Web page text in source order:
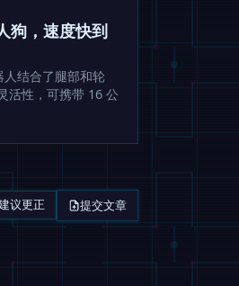
狗，速度快到
结合了腿部和轮
活性，可携带 16 公
议更正 提交文章